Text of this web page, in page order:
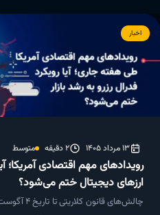
اخبار
13 مرداد 1405 2 دقیقه متوسط
رویدادهای مهم اقتصادی آمریکا؛
ارزهای دیجیتال ختم می‌شود؟
چالش‌های